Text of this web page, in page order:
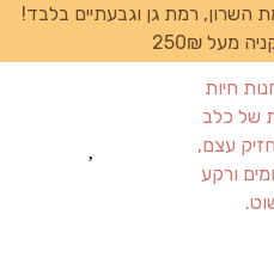
השרון, רמת גן וגבעתיים בלבד!
מעל 250₪